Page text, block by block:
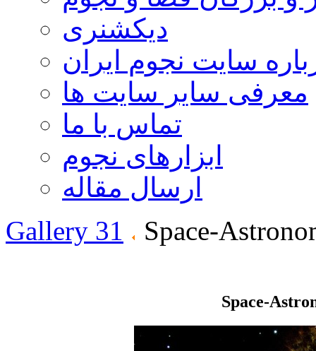
دیکشنری
سایت نجوم ایران
معرفی سایر سایت ها
تماس با ما
ابزارهای نجوم
ارسال مقاله
Gallery 31
Space-
Space-